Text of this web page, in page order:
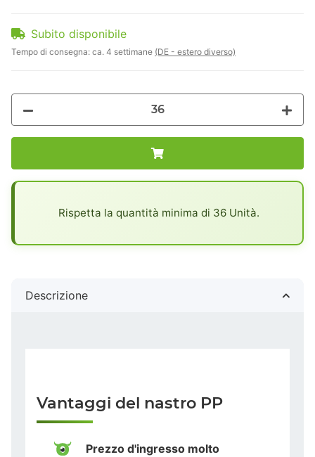
Subito disponibile
Tempo di consegna: ca. 4 settimane (DE - estero diverso)
Rispetta la quantità minima di 36 Unità.
Descrizione
Vantaggi del nastro PP
Prezzo d'ingresso molto